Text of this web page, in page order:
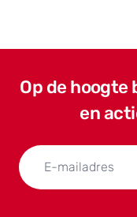
Op de hoogte
en